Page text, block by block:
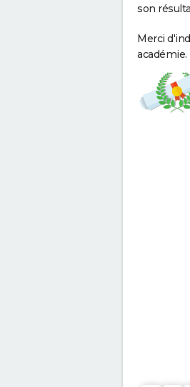
son
Merci
académie.